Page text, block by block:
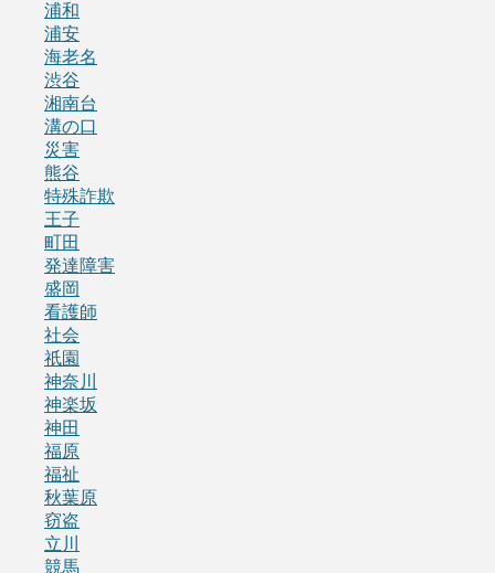
浦和
浦安
海老名
渋谷
湘南台
溝の口
災害
熊谷
特殊詐欺
王子
町田
発達障害
盛岡
看護師
社会
祇園
神奈川
神楽坂
神田
福原
福祉
秋葉原
窃盗
立川
競馬